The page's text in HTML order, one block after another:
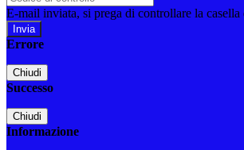
E-mail inviata, si prega di controllare la casella
Errore
Chiudi
Successo
Chiudi
Informazione